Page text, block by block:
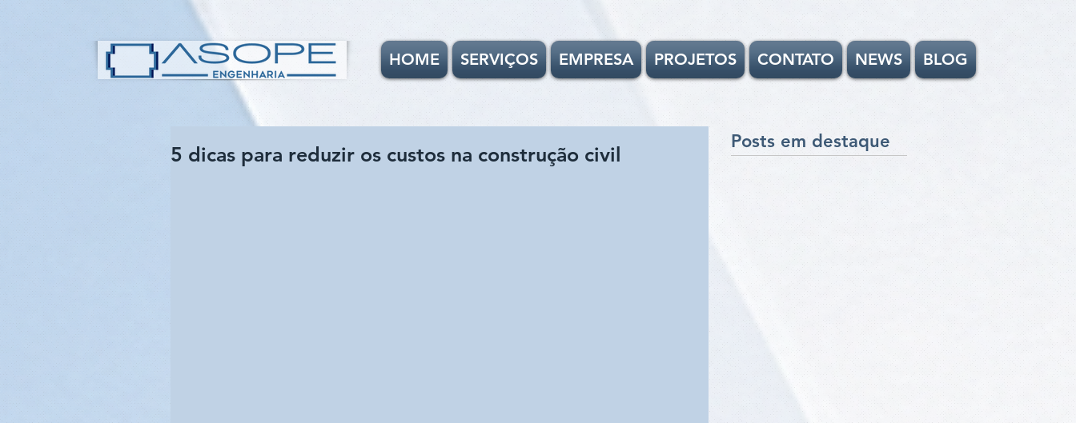
HOME SERVIÇOS EMPRESA PROJETOS CONTATO NEWS BLOG
5 dicas para reduzir os custos na construção civil
Posts em destaque